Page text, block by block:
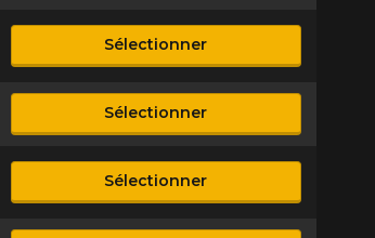
Sélectionner
Sélectionner
Sélectionner